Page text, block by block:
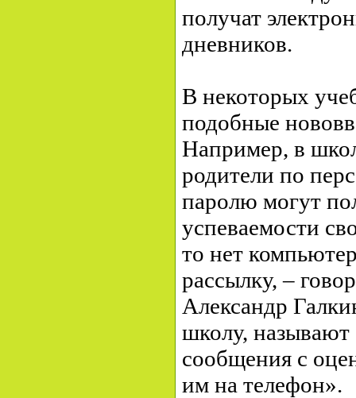
получат
дневников.
В некоторых
подобные
Например, в
родители по
паролю могут
успеваемости
то нет
рассылку, –
Александр
школу, называют
сообщения с
им на телефон».